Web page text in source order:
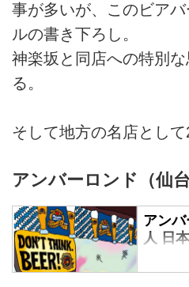
金額が
ラスト
住みた
事を始
まれ、
の複数
事が多いが、このビア
ルの書き下ろし。
神楽坂と同店への特別
る。
そして地方の名店として
アンバーロンド（仙台
アン
人 日